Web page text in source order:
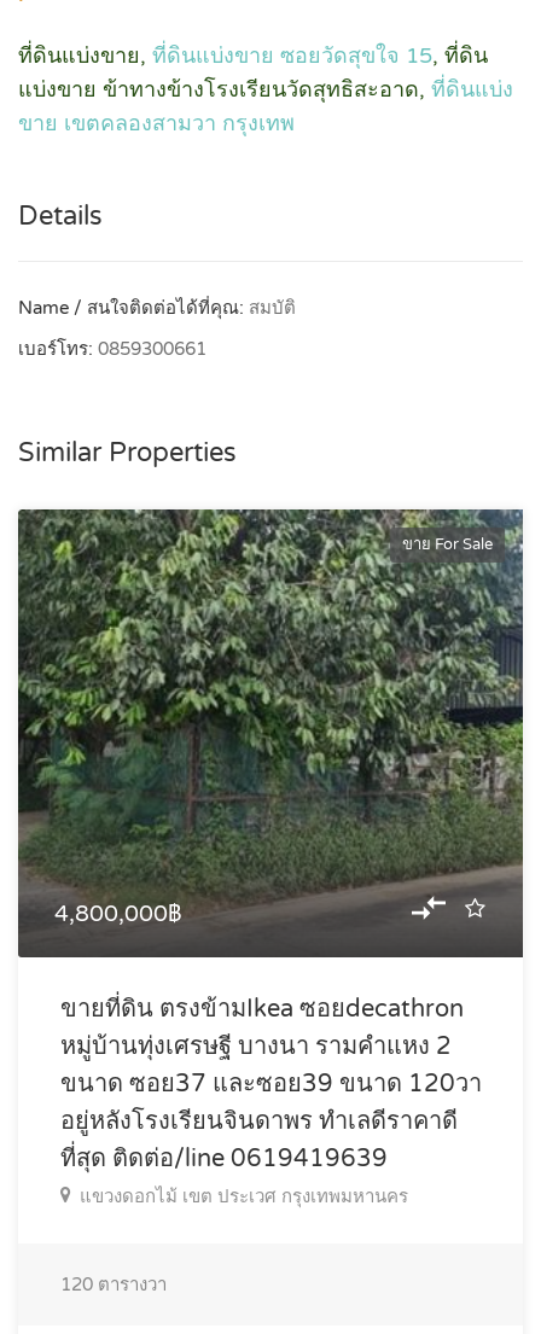
ที่ดินแบ่งขาย, ที่ดินแบ่งขาย ซอยวัดสุขใจ 15, ที่ดิน
แบ่งขาย ข้าทางข้างโรงเรียนวัดสุทธิสะอาด, ที่ดินแบ่ง
ขาย เขตคลองสามวา กรุงเทพ
Details
Name / สนใจติดต่อได้ที่คุณ: สมบัติ
เบอร์โทร: 0859300661
Similar Properties
ขาย For Sale
4,800,000฿
ขายที่ดิน ตรงข้ามIkea ซอยdecathron
หมู่บ้านทุ่งเศรษฐี บางนา รามคำแหง 2
ขนาด ซอย37 และซอย39 ขนาด 120วา
อยู่หลังโรงเรียนจินดาพร ทำเลดีราคาดี
ที่สุด ติดต่อ/line 0619419639
แขวงดอกไม้ เขต ประเวศ กรุงเทพมหานคร
120 ตารางวา